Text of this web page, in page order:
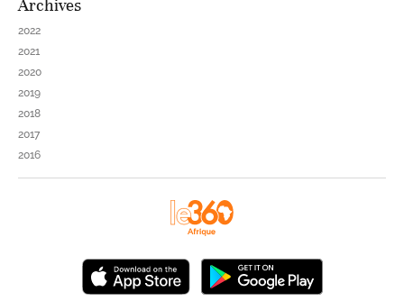
Archives
2022
2021
2020
2019
2018
2017
2016